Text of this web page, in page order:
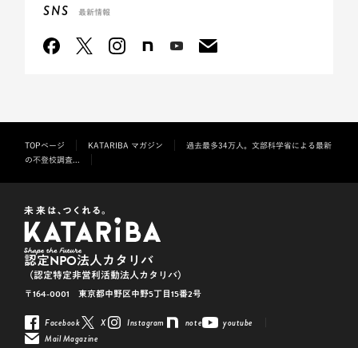
SNS 最新情報
TOPページ KATARIBA マガジン
過去最多34万人。文部科学省による最新
の不登校調査...
Facebook X Instagram note
youtube
Mail Magazine
認定NPO法人カタリバ
（認定特定非営利活動法人カタリバ）
〒164-0001 東京都中野区中野5丁目15番2号